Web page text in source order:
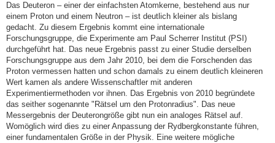
Das Deuteron – einer der einfachsten Atomkerne, bestehend aus nur
einem Proton und einem Neutron – ist deutlich kleiner als bislang
gedacht. Zu diesem Ergebnis kommt eine internationale
Forschungsgruppe, die Experimente am Paul Scherrer Institut (PSI)
durchgeführt hat. Das neue Ergebnis passt zu einer Studie derselben
Forschungsgruppe aus dem Jahr 2010, bei dem die Forschenden das
Proton vermessen hatten und schon damals zu einem deutlich kleineren
Wert kamen als andere Wissenschaftler mit anderen
Experimentiermethoden vor ihnen. Das Ergebnis von 2010 begründete
das seither sogenannte "Rätsel um den Protonradius". Das neue
Messergebnis der Deuterongröße gibt nun ein analoges Rätsel auf.
Womöglich wird dies zu einer Anpassung der Rydbergkonstante führen,
einer fundamentalen Größe in der Physik. Eine weitere mögliche